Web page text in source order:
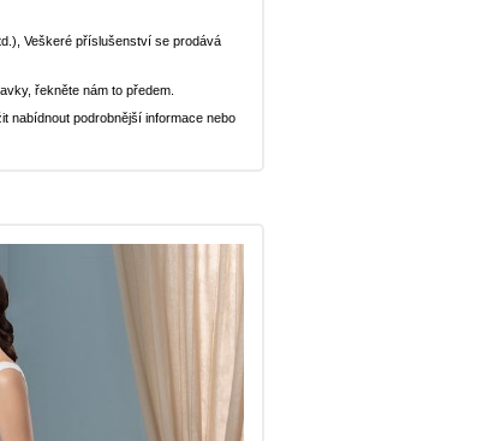
Veškeré příslušenství se prodává
řekněte nám to předem.
nabídnout podrobnější informace nebo